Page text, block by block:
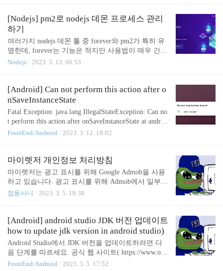
해당 폴더 안에 있는 모든 파일을 선택해서 추가한
다. hELLO의 경우 스킨 폴더 내에 파일들..
리에이 twojobschool.co.kr 종합소득세 신고의 달이 다
가왔다... 위 링크를 참고해서 진행하면 된다. 참고했
던 링크 중에서 가장 잘 설명한 포스트라고 생각한
다. 요약 및 추가내용 Q. 애드센스(애드몹) 수익은 사
업소득? 기타소득? A. 일시적으로 발생하는 수익(복
권 당첨 등)은 기타소득, 꾸준히 발생하는 소득은 사
면 된다...
[Nodejs] pm2로 nodejs 데몬 프로세스 관리
하기
여러가지 nodejs 데몬 툴 중 forever와 pm2가 특히 유
명한데, forever는 기능은 적지만 사용법이 매우 간단
해 운영중인 nodejs 서비스에 사용 중이었다. 그러나
보려 한다. https://pm2.keymetrics.io/ PM2 - Home Adv
anced process manager for production Node.js applicatio
ns. Load balancer, logs facility, startup script, micro serv
ice management, at a glance. pm2.keymetrics.io PM2 No
dejs 데몬 프로세스 매니저다. 단순..
Nodejs 2023. 3. 13. 00:53
[Android] Can not perform this action after o
nSaveInstanceState
Fatal Exception: java.lang.IllegalStateException: Can no
t perform this action after onSaveInstanceState at androi
dx.fragment.app.FragmentManager.checkStateLoss(Frag
4) at androidx.fragment.app.BackStackRecord.commitIn
ternal(BackStackRecord.java:329) at androidx.fragment.
app.BackStackRecord.commit..
FrontEnd/Android 2023. 3. 12. 18:02
마이렛저 개인정보 처리방침
마이렛저는 광고 표시를 위해 Google Admob을 사용
하고 있습니다. 광고 표시를 위해 Admob에서 일부
정보를 수집할 수 있으며, 이 정보는 개발자에게 전
처리방침은 Google 개인정보 처리방침을 따릅니다. h
ttps://policies.google.com/privacy?hl=ko 개인정보처리
방침 – 개인정보 보호 및 약관 – Google 방침 정보 이
방침의 적용 이 개인정보처리방침은 YouTube, Andro
id, 타사 사이트에서 제공되는 서비스(예: 광고 서비
스)를 포함해 Google LLC 및 계열사가 제공하는 모
잡동사니 2023. 3. 5. 19:38
[Android] android studio JDK 버전 업데이트
how to update jdk version in android studio)
Android Studio에서 JDK 버전을 업데이트하려면 다
음 단계를 따르세요. 공식 웹 사이트( https://www.ora
cle.com/java/technologies/javase-downloads.html ) 에서
FrontEnd/Android 2023. 3. 5. 17:52